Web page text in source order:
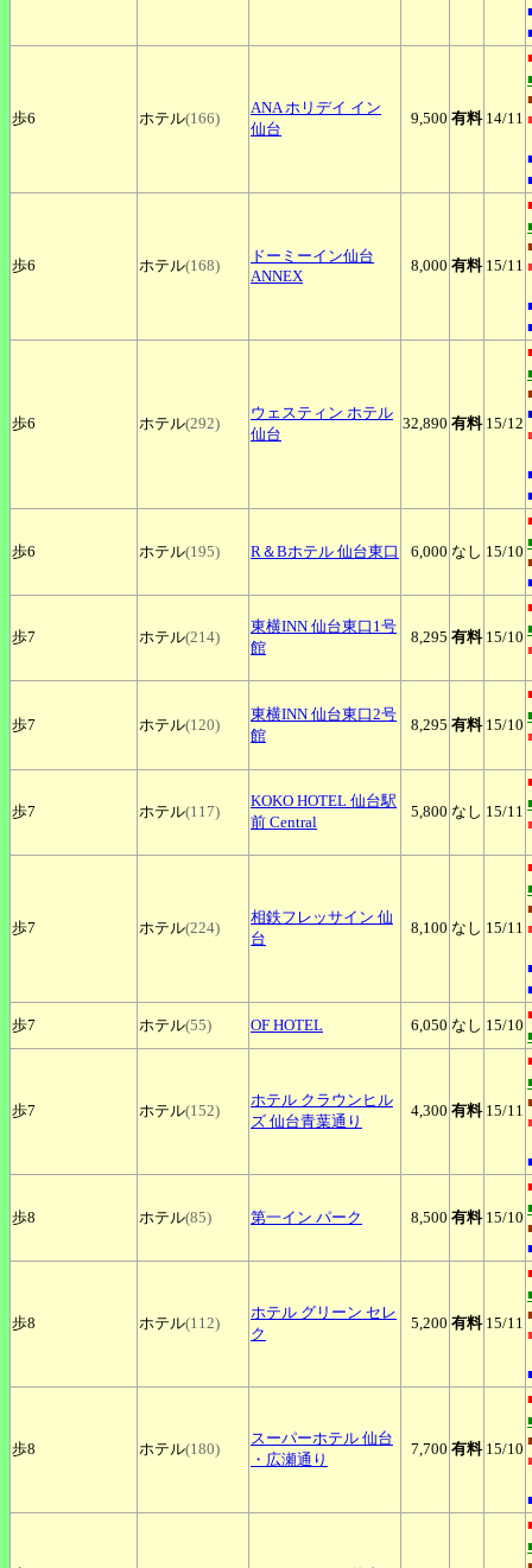
歩6 ホテル(166)
ANAホリデイ イン
仙台
9,500 有料 14/11
歩6 ホテル(168)
ドーミーイン仙台
ANNEX
8,000 有料 15/11
歩6 ホテル(292)
ウェスティン ホテル
仙台
32,890 有料 15/12
歩6 ホテル(195) R＆Bホテル 仙台東口 6,000 なし 15/10
歩7 ホテル(214)
東横INN 仙台東口1号
館
8,295 有料 15/10
歩7 ホテル(120)
東横INN 仙台東口2号
館
8,295 有料 15/10
歩7 ホテル(117)
KOKO HOTEL 仙台駅
前 Central
5,800 なし 15/11
歩7 ホテル(224)
相鉄フレッサイン 仙
台
8,100 なし 15/11
歩7
ホテル(55) OF HOTEL 6,050 なし 15/10
歩7 ホテル(152)
ホテル クラウンヒル
ズ 仙台青葉通り
4,300 有料 15/11
歩8 ホテル(85) 第一イン パーク 8,500 有料 15/10
歩8 ホテル(112)
ホテル グリーン セレ
ク
5,200 有料 15/11
歩8 ホテル(180)
スーパーホテル 仙台
・広瀬通り
7,700 有料 15/10